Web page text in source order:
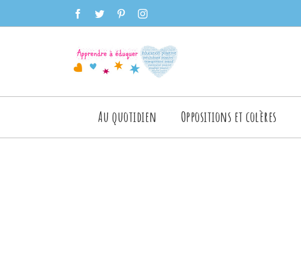
to
facebooktwitter pinterestinstagram
Rechercher
Au quotidien Oppositions et colères